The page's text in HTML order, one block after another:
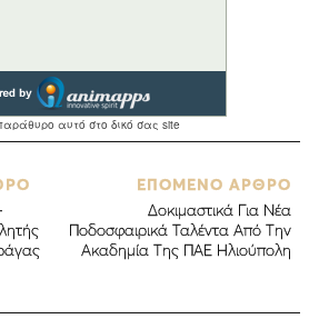
ΕΠΟΜΕΝΟ ΑΡΘΡΟ
Δοκιμαστικά Για Νέα
Ποδοσφαιρικά Ταλέντα Από Την
Ακαδημία Της ΠΑΕ Ηλιούπολη